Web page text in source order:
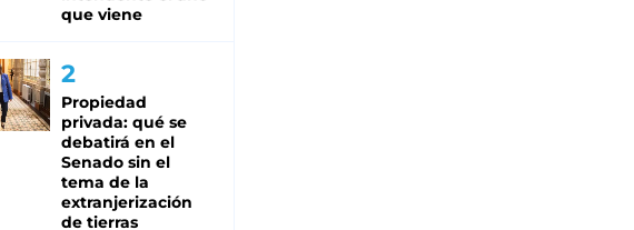
que viene
Propiedad
privada: qué se
debatirá en el
Senado sin el
tema de la
extranjerización
de tierras